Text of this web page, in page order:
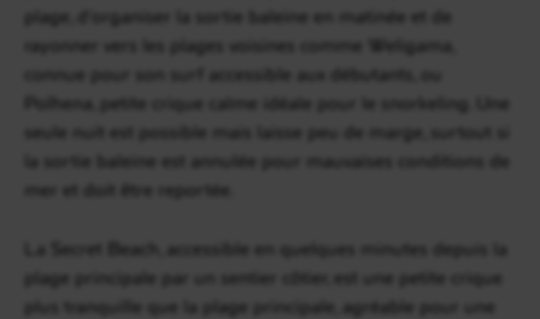
plage, d’organiser la sortie baleine en matinée et de
rayonner vers les plages voisines comme Weligama,
connue pour son surf accessible aux débutants, ou
Polhena, petite crique calme idéale pour le snorkeling. Une
seule nuit est possible mais laisse peu de marge, surtout si
la sortie baleine est annulée pour mauvaises conditions de
mer et doit être reportée.
La Secret Beach, accessible en quelques minutes depuis la
plage principale par un sentier côtier, est une petite crique
plus tranquille que la plage principale, agréable pour une